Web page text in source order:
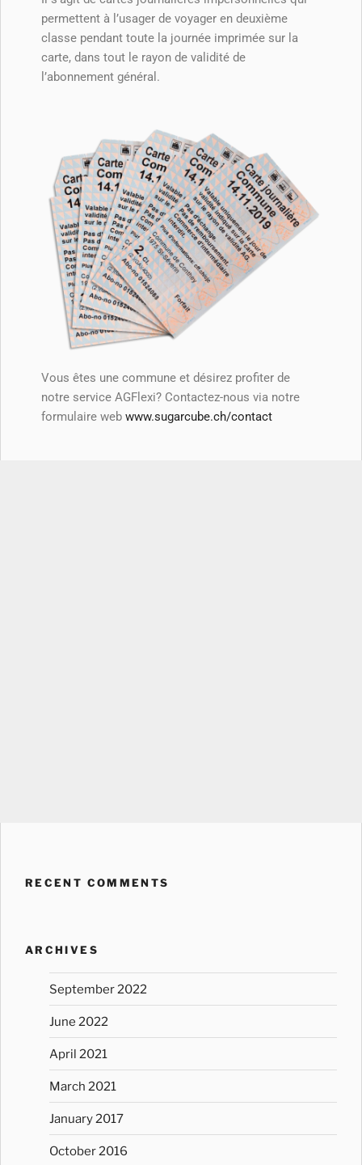
permettent à l’usager de voyager en deuxième
classe pendant toute la journée imprimée sur la
carte, dans tout le rayon de validité de
l’abonnement général.
Vous êtes une commune et désirez profiter de
notre service AGFlexi? Contactez-nous via notre
formulaire web www.sugarcube.ch/contact
RECENT COMMENTS
ARCHIVES
September 2022
June 2022
April 2021
March 2021
January 2017
October 2016